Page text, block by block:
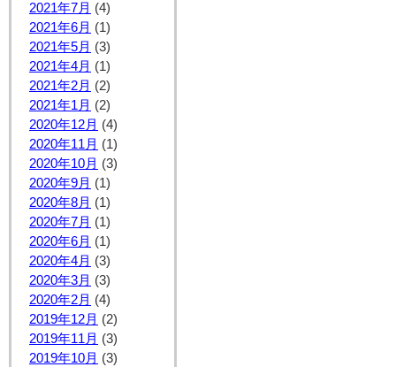
2021年7月 (4)
2021年6月 (1)
2021年5月 (3)
2021年4月 (1)
2021年2月 (2)
2021年1月 (2)
2020年12月 (4)
2020年11月 (1)
2020年10月 (3)
2020年9月 (1)
2020年8月 (1)
2020年7月 (1)
2020年6月 (1)
2020年4月 (3)
2020年3月 (3)
2020年2月 (4)
2019年12月 (2)
2019年11月 (3)
2019年10月 (3)